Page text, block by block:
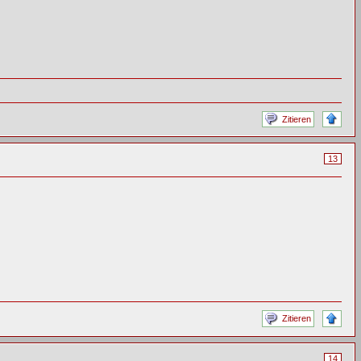
Zitieren
13
Zitieren
14